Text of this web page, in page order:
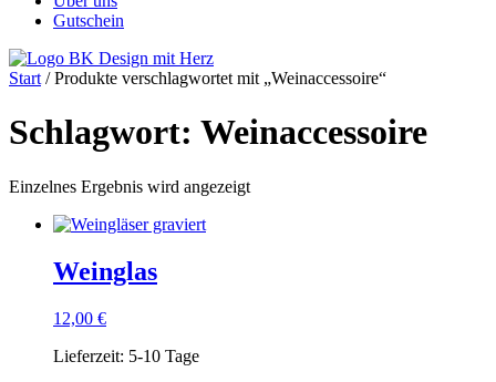
Gutschein
Start / Produkte verschlagwortet mit „Weinaccessoire“
Schlagwort: Weinaccessoire
Einzelnes Ergebnis wird angezeigt
Weinglas
12,00 €
Lieferzeit: 5-10 Tage